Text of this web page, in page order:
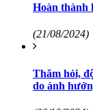
Hoàn thành
(21/08/2024)
Thăm hỏi,
do ảnh